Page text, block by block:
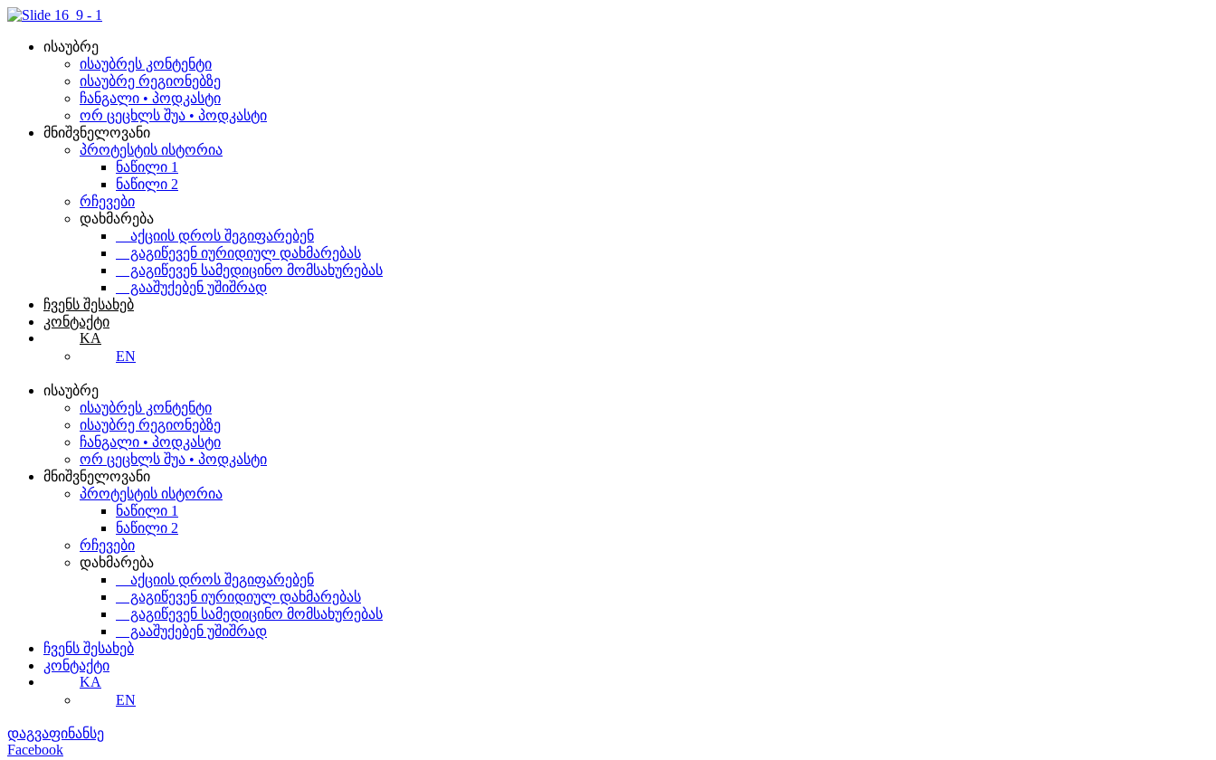
Skip
contentისაუბრე
ისაუბრეს კონტენტი
ისაუბრე რეგიონებზე
ჩანგალი • პოდკასტი
ორ ცეცხლს შუა • პოდკასტი
მნიშვნელოვანი
პროტესტის ისტორია
ნაწილი 1
ნაწილი 2
რჩევები
დახმარება
აქციის დროს შეგიფარებენ
გაგიწევენ იურიდიულ დახმარებას
გაგიწევენ სამედიცინო მომსახურებას
გააშუქებენ უშიშრად
ჩვენს შესახებ
კონტაქტი
KA
EN
ისაუბრე
ისაუბრეს კონტენტი
ისაუბრე რეგიონებზე
ჩანგალი • პოდკასტი
ორ ცეცხლს შუა • პოდკასტი
მნიშვნელოვანი
პროტესტის ისტორია
ნაწილი 1
ნაწილი 2
რჩევები
დახმარება
აქციის დროს შეგიფარებენ
გაგიწევენ იურიდიულ დახმარებას
გაგიწევენ სამედიცინო მომსახურებას
გააშუქებენ უშიშრად
ჩვენს შესახებ
კონტაქტი
KA
EN
დაგვაფინანსე
Facebook